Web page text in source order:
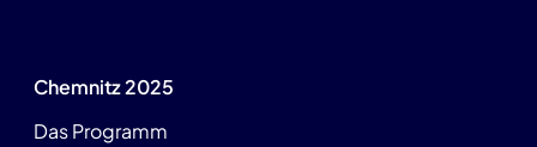
Chemnitz 2025
Das Programm